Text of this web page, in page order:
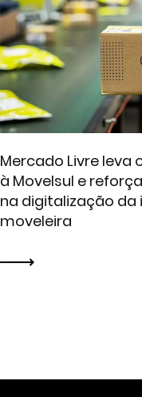
Mercado Livre leva
à Movelsul e
na digitalização da
moveleira